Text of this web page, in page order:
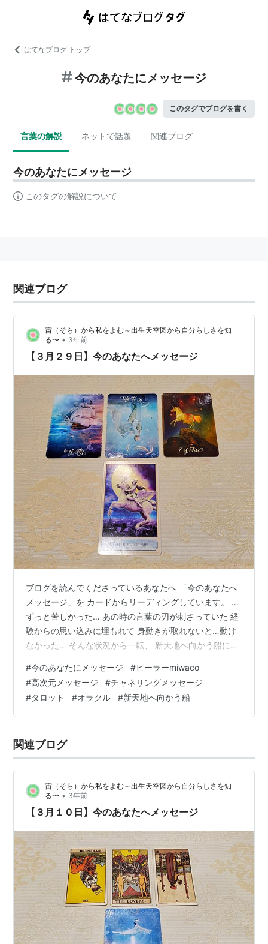
はてなブログ トップ
今のあなたにメッセージ
このタグでブログを書く
言葉の解説 ネットで話題 関連ブログ
今のあなたにメッセージ
このタグの解説について
関連ブログ
宙（そら）から私をよむ～出生天空図から自分らしさを知
る〜 • 3年前
【３月２９日】今のあなたへメッセージ
ブログを読んでくださっているあなたへ 「今のあなたへ
メッセージ」を カードからリーディングしています。 …
ずっと苦しかった… あの時の言葉の刃が刺さっていた 経
験からの思い込みに埋もれて 身動きが取れないと…動け
なかった… そんな状況から一転、 新天地へ向かう船に乗
う これまでがむしゃらに一人で闘っていたのなら どうか
「助けて」と素直になって その一言から急激な変化の波
に乗ることでしょう あなたの向かう先は あなたの不安や
恐怖という雲を晴らす 心強い味方のいる安らぎの場所 ー
１日を♪ ＜占い…
#今のあなたにメッセージ #ヒーラーmiwaco
#高次元メッセージ #チャネリングメッセージ
#タロット #オラクル #新天地へ向かう船
関連ブログ
宙（そら）から私をよむ～出生天空図から自分らしさを知
る〜 • 3年前
【３月１０日】今のあなたへメッセージ